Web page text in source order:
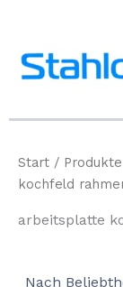
springen
Start /
kochfeld
arbeitsplatte